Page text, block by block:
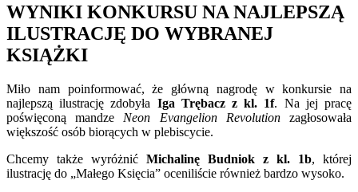
WYNIKI KONKURSU NA NAJLEPSZĄ
ILUSTRACJĘ DO WYBRANEJ
KSIĄŻKI
Miło nam poinformować, że główną nagrodę w konkursie na
najlepszą ilustrację zdobyła Iga Trębacz z kl. 1f. Na jej pracę
poświęconą mandze Neon Evangelion Revolutionzagłosowała
większość osób biorących w plebiscycie.
Chcemy także wyróżnić Michalinę Budniok z kl. 1b, której
ilustrację do „Małego Księcia” oceniliście również bardzo wysoko.